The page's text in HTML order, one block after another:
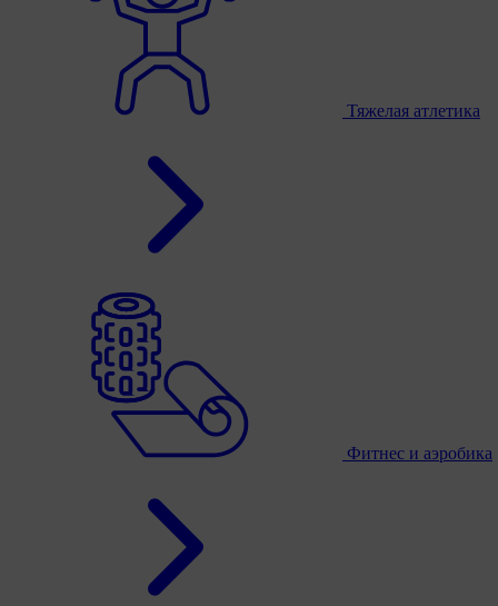
Тяжелая атлетика
Фитнес и аэробика